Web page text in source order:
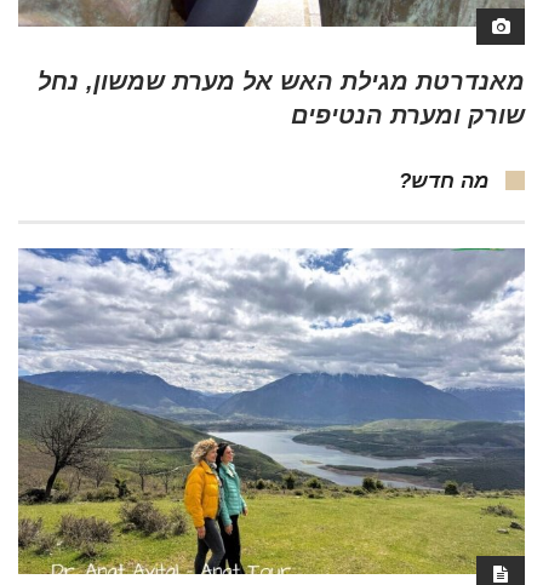
מאנדרטת מגילת האש אל מערת שמשון, נחל
שורק ומערת הנטיפים
מה חדש?